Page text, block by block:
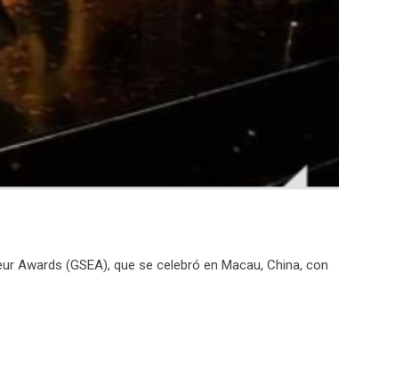
Awards (GSEA), que se celebró en Macau, China, con